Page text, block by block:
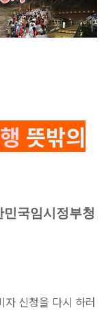
뜻밖의
국임시정부청
신청을 다시 하러